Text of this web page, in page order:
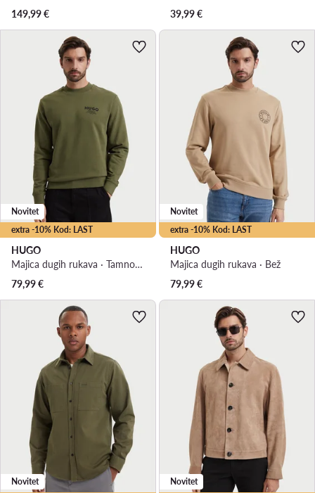
149,99€
39,99€
extra -10% Kod: LAST
Novitet
HUGO
Majica dugih rukava · Tamno zelena
79,99€
extra -10% Kod: LAST
Novitet
HUGO
Majica dugih rukava · Bež
79,99€
Novitet Novitet